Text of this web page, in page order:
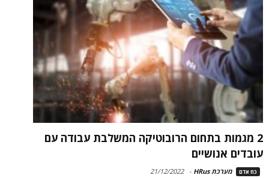
2 מגמות בתחום הרובוטיקה המשלבת עבודה עם
עובדים אנושיים
כח אדם מערכת HRus -
21/12/2022